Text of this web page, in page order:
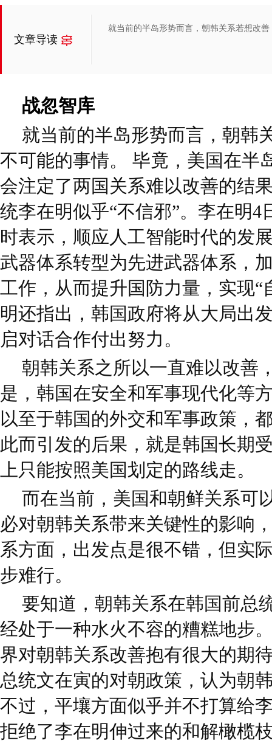
文章导读
就当前的半岛形势而言，朝韩关系若想改
战忽智库
就当前的半岛形势而言，朝韩
不可能的事情。 毕竟，美国在半
会注定了两国关系难以改善的结
统李在明似乎“不信邪”。李在明4
时表示，顺应人工智能时代的发
武器体系转型为先进武器体系，
工作，从而提升国防力量，实现“
明还指出，韩国政府将从大局出
启对话合作付出努力。
朝韩关系之所以一直难以改善
是，韩国在安全和军事现代化等
以至于韩国的外交和军事政策，
此而引发的后果，就是韩国长期
上只能按照美国划定的路线走。
而在当前，美国和朝鲜关系可
必对朝韩关系带来关键性的影响
系方面，出发点是很不错，但实
步难行。
要知道，朝韩关系在韩国前总
经处于一种水火不容的糟糕地步
界对朝韩关系改善抱有很大的期
总统文在寅的对朝政策，认为朝
不过，平壤方面似乎并不打算给
拒绝了李在明伸过来的和解橄榄